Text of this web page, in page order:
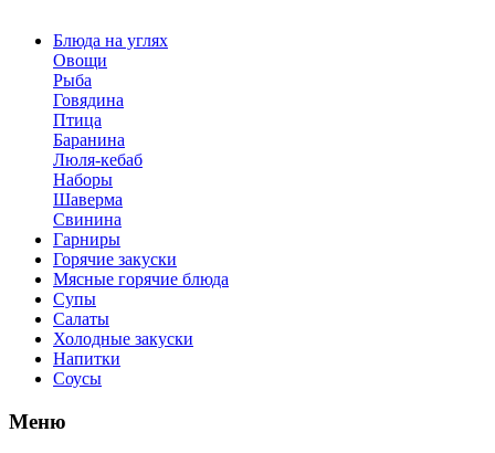
Блюда на углях
Овощи
Рыба
Говядина
Птица
Баранина
Люля-кебаб
Наборы
Шаверма
Свинина
Гарниры
Горячие закуски
Мясные горячие блюда
Супы
Салаты
Холодные закуски
Напитки
Соусы
Меню